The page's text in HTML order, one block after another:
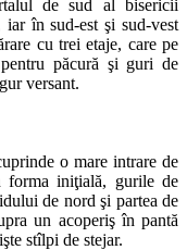
de sud al bisericii
în sud-est şi sud-vest
cu trei etaje, care pe
păcură şi guri de
versant.
o mare intrare de
forma iniţială, gurile de
de nord şi partea de
un acoperiş în pantă
stîlpi de stejar.